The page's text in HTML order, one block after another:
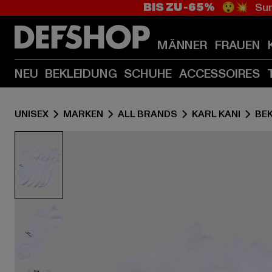
BIS ZU -65% 😲💥
MÄNNER FRAUEN
NEU BEKLEIDUNG SCHUHE ACCESSOIRES
UNISEX MARKEN ALL BRANDS KARL KANI